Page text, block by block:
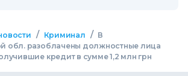
/ Криминал / В
обл. разоблачены должностные лица
кредит в сумме 1,2 млн грн